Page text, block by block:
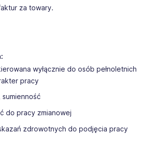
za towary.
wyłącznie do osób pełnoletnich
pracy
do pracy zmianowej
zdrowotnych do podjęcia pracy